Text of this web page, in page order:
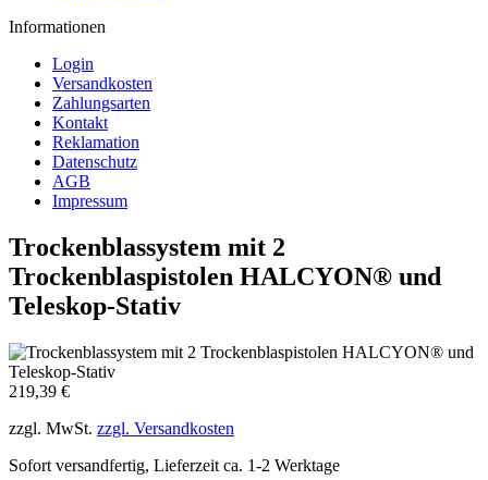
Informationen
Login
Versandkosten
Zahlungsarten
Kontakt
Reklamation
Datenschutz
AGB
Impressum
Trockenblassystem mit 2
Trockenblaspistolen HALCYON® und
Teleskop-Stativ
219,39 €
zzgl. MwSt. zzgl. Versandkosten
Sofort versandfertig, Lieferzeit ca. 1-2 Werktage